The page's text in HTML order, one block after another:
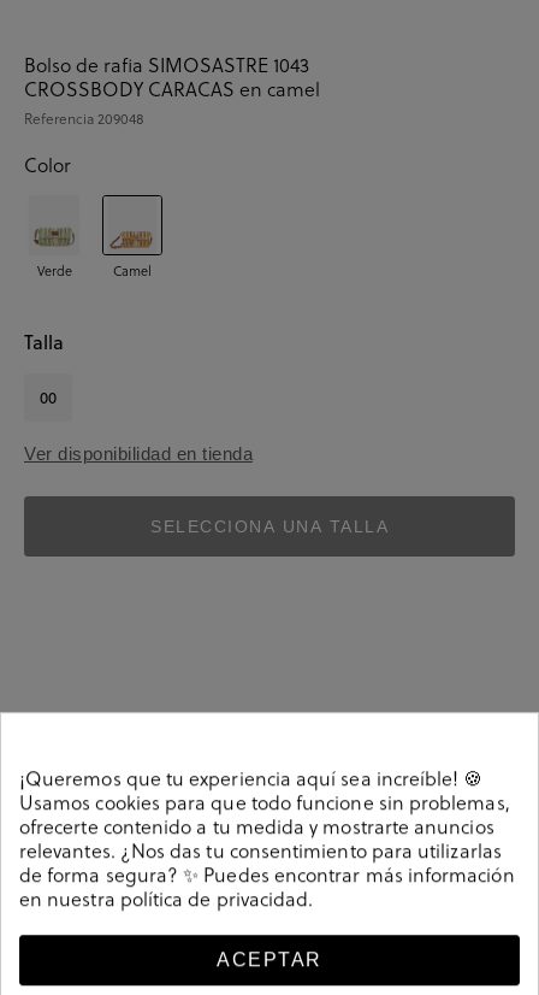
Bolso de rafia SIMOSASTRE 1043
CROSSBODY CARACAS en camel
Referencia209048
Color
Verde Camel
Talla
00
Ver disponibilidad en tienda
SELECCIONA UNA TALLA
Bolso de rafia SIMOSASTRE 1043 CROSSBODY
CARACAS en camel. . Hecho en España.
Referencia209048
¡Queremos que tu experiencia aquí sea increíble! 🍪
Usamos cookies para que todo funcione sin problemas,
ofrecerte contenido a tu medida y mostrarte anuncios
relevantes. ¿Nos das tu consentimiento para utilizarlas
de forma segura? ✨ Puedes encontrar más información
en nuestra política de privacidad.
ACEPTAR